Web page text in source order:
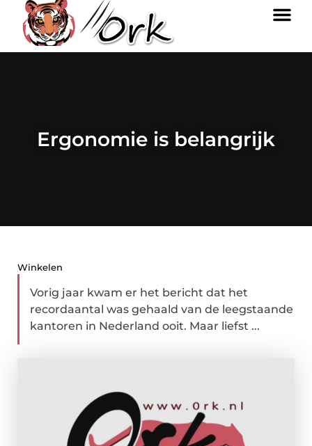
Ergonomie is belangrijk
Winkelen
Vorig jaar kwam er het bericht dat het
recordaantal was gehaald van de leegstaande
kantoren in Nederland ooit. Maar liefst ...